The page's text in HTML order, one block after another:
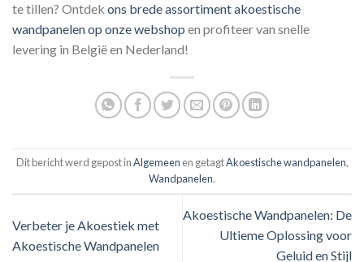
te tillen? Ontdek ons brede assortiment akoestische
wandpanelen op onze webshop en profiteer van snelle
levering in België en Nederland!
Dit bericht werd gepost inAlgemeen en getagtAkoestische wandpanelen,
Wandpanelen.
Verbeter je Akoestiek met
Akoestische Wandpanelen
Akoestische Wandpanelen: De
Ultieme Oplossing voor
Geluid en Stijl